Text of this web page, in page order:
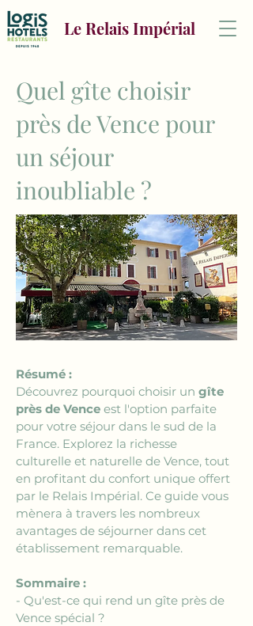
Le Relais Impérial
Quel gîte choisir
près de Vence pour
un séjour
inoubliable ?
Résumé :
Découvrez pourquoi choisir un gîte
près de Vence est l'option parfaite
pour votre séjour dans le sud de la
France. Explorez la richesse
culturelle et naturelle de Vence, tout
en profitant du confort unique offert
par le Relais Impérial. Ce guide vous
mènera à travers les nombreux
avantages de séjourner dans cet
établissement remarquable.
Sommaire :
- Qu'est-ce qui rend un gîte près de
Vence spécial ?